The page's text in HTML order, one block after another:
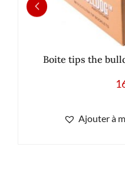
Boite tips the
Ajouter à